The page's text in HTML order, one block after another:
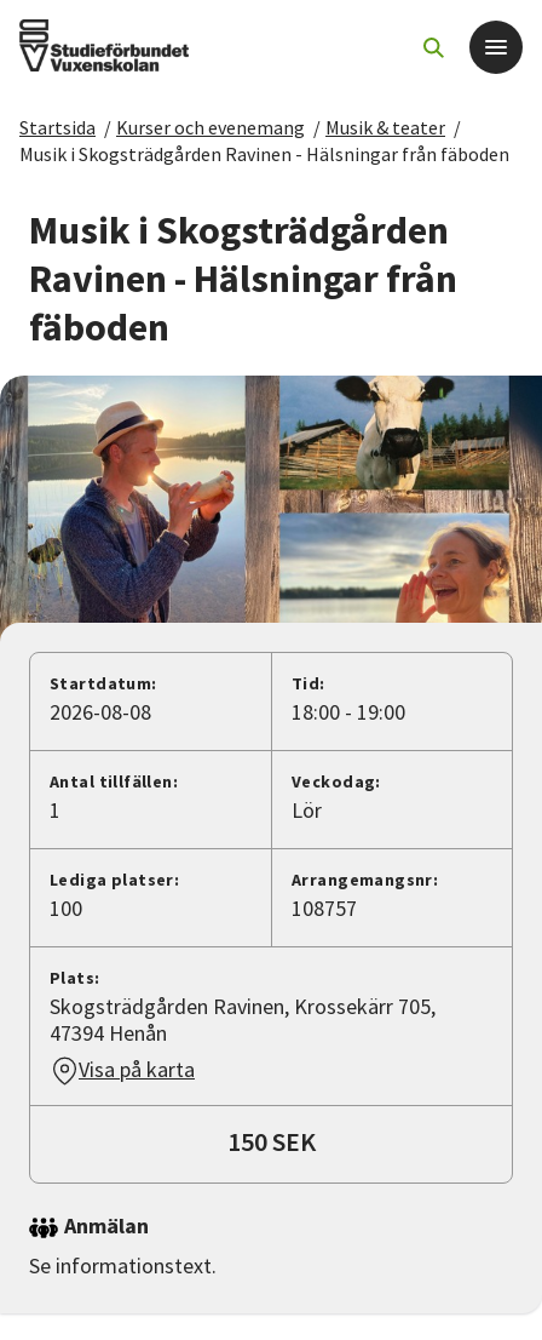
Det här gör vi
För dig som
Sök kurser och evenemang
Starta studiecirkel
Cirkelledare
Nyheter
Avdelningar
Lyssna
Startsida / Kurser och evenemang / Musik & teater /
Musik i Skogsträdgården Ravinen - Hälsningar från fäboden
Musik i Skogsträdgården
Ravinen - Hälsningar från
fäboden
Startdatum:
2026-08-08
Tid:
18:00 - 19:00
Antal tillfällen:
1
Veckodag:
Lör
Lediga platser:
100
Arrangemangsnr:
108757
Plats:
Skogsträdgården Ravinen, Krossekärr 705,
47394 Henån
Visa på karta
150 SEK
Anmälan
Se informationstext.